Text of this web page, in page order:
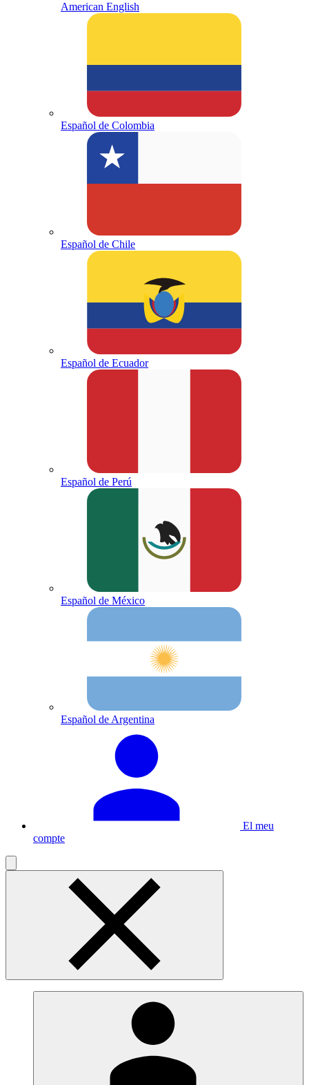
American English
Español de Colombia
Español de Chile
Español de Ecuador
Español de Perú
Español de México
Español de Argentina
El meu
compte